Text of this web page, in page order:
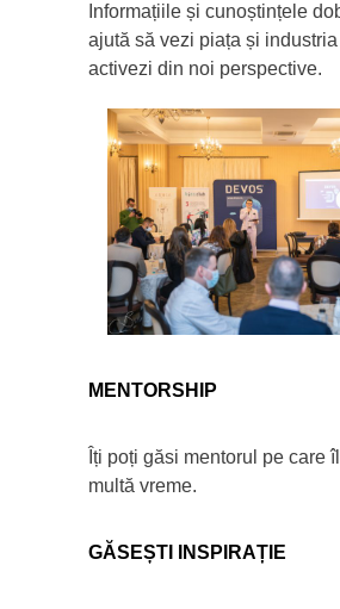
Informațiile și cunoștințele
ajută să vezi piața și
activezi din noi perspective.
MENTORSHIP
Îți poți găsi mentorul pe care
multă vreme.
GĂSEȘTI INSPIRAȚIE